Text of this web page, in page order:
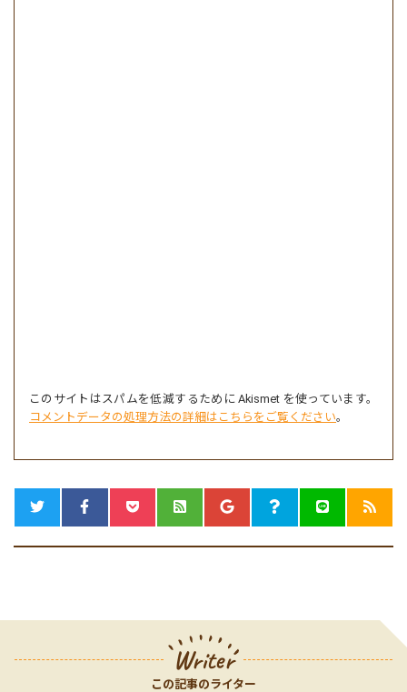
このサイトはスパムを低減するために Akismet を使っています。
コメントデータの処理方法の詳細はこちらをご覧ください。
Writer
この記事のライター